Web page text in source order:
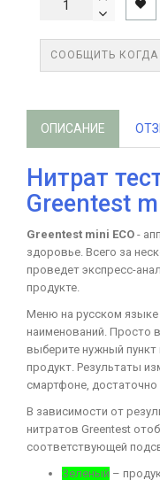
СООБЩИТЬ КОГДА
ОПИСАНИЕ
Нитрат
Greentest
Greentest mini ECO -
здоровье. Всего за
проведет экспресс-
продукте.
Меню на русском языке
наименований. Просто
выберите нужный
продукт. Результаты
смартфоне,
В зависимости от
нитратов Greentest
соответствующей
Зеленый –